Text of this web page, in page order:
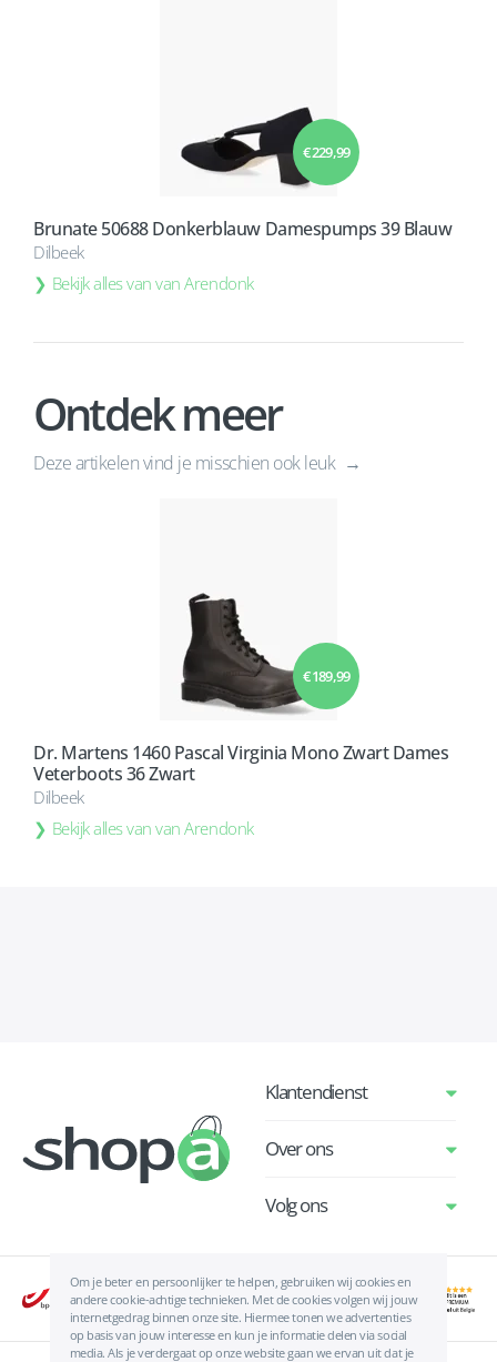
€ 229,99
Brunate 50688 Donkerblauw Damespumps 39 Blauw
Dilbeek
Bekijk alles van van Arendonk
€ 189,99
Dr. Martens 1460 Pascal Virginia Mono Zwart Dames
Veterboots 36 Zwart
Dilbeek
Bekijk alles van van Arendonk
Ontdek meer
Deze artikelen vind je misschien ook leuk
Om je beter en persoonlijker te helpen, gebruiken wij cookies en
andere cookie-achtige technieken. Met de cookies volgen wij jouw
internetgedrag binnen onze site. Hiermee tonen we advertenties
op basis van jouw interesse en kun je informatie delen via social
media. Als je verdergaat op onze website gaan we ervan uit dat je
Klantendienst
Over ons
Volg ons